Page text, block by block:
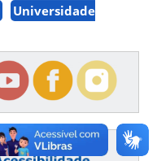
Universidade